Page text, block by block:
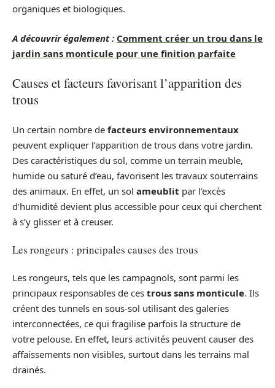
organiques et biologiques.
A découvrir également : Comment créer un trou dans le
jardin sans monticule pour une finition parfaite
Causes et facteurs favorisant l’apparition des
trous
Un certain nombre de facteurs environnementaux
peuvent expliquer l’apparition de trous dans votre jardin.
Des caractéristiques du sol, comme un terrain meuble,
humide ou saturé d’eau, favorisent les travaux souterrains
des animaux. En effet, un sol ameublit par l’excès
d’humidité devient plus accessible pour ceux qui cherchent
à s’y glisser et à creuser.
Les rongeurs : principales causes des trous
Les rongeurs, tels que les campagnols, sont parmi les
principaux responsables de ces trous sans monticule. Ils
créent des tunnels en sous-sol utilisant des galeries
interconnectées, ce qui fragilise parfois la structure de
votre pelouse. En effet, leurs activités peuvent causer des
affaissements non visibles, surtout dans les terrains mal
drainés.